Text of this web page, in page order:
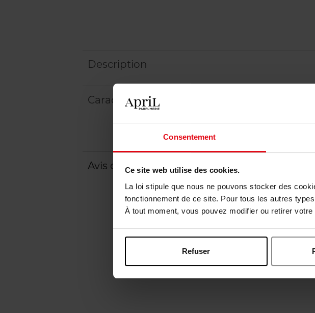
Consentement
Ce site web utilise des cookies.
La loi stipule que nous ne pouvons stocker des
fonctionnement de ce site. Pour tous les autres
À tout moment, vous pouvez modifier ou retirer
Refuser
Description
Caractéristiques
Avis client Politique relative aux avis des clients
Oublié